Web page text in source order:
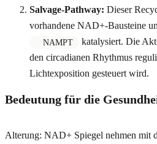
Salvage-Pathway: Dieser
vorhandene NAD+-Bausteine
NAMPT
katalysiert. Die
den circadianen Rhythmus
Lichtexposition gesteuert wird.
Bedeutung für die
Alterung: NAD+ Spiegel nehmen mit